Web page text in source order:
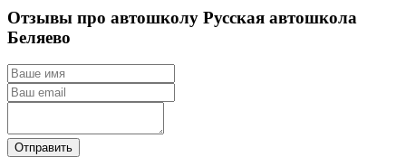
Отзывы про автошколу Русская автошкола
Беляево
Отправить